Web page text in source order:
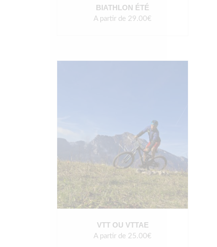
BIATHLON ÉTÉ
A partir de 29.00€
VTT OU VTTAE
A partir de 25.00€